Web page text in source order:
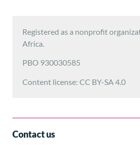
Registered as a nonprofit
Africa.
PBO 930030585
Content license: CC BY-SA 4.0
Contact us